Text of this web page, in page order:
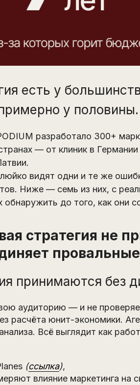
есть у
у половины.
разработало 300+
— от клиник в
видят одни и те же
Ниже — семь из них, с
обнаружить до того, как они
стратегия не
принимаются без
аудиторию — и не
расчёта юнит-экономики.
Всё выглядит как
(ссылка),
влияние маркетинга на